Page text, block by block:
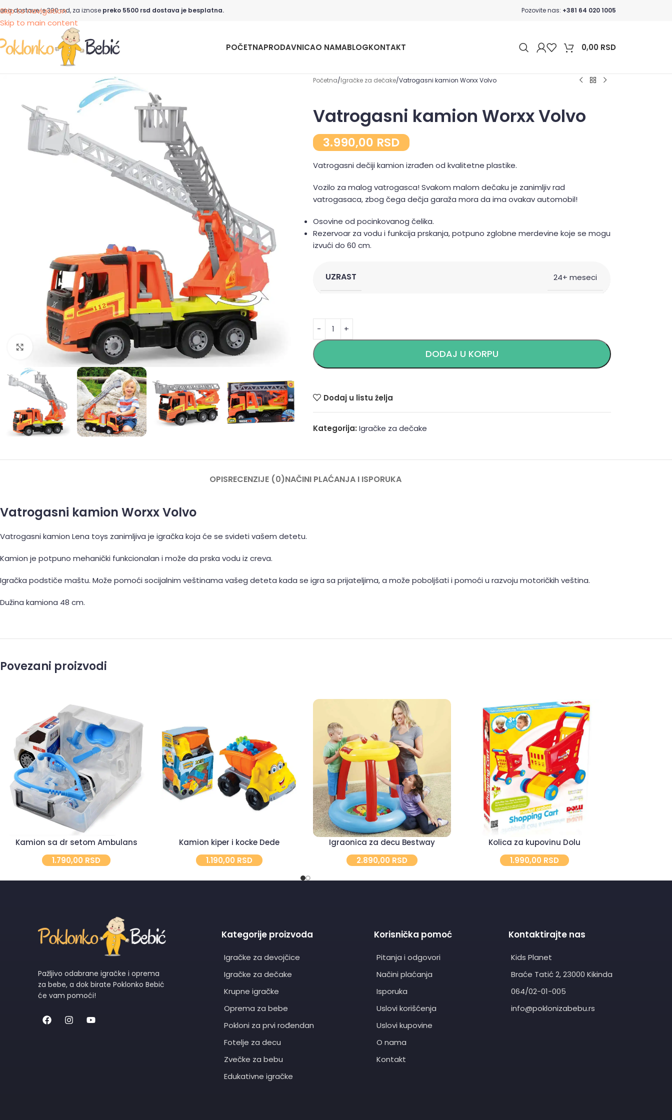
Skip to navigation
Skip to main content
dostave je 390 rsd, za iznose preko 5500 rsd dostava je besplatna. Pozovite nas: +381 64 020 1005
POČETNAPRODAVNICAO NAMABLOGKONTAKT 0,00 RSD
Click to enlarge
Početna Igračke za dečake Vatrogasni kamion Worxx Volvo
Vatrogasni kamion Worxx Volvo
3.990,00 RSD
Vatrogasni dečiji kamion izrađen od kvalitetne plastike.
Vozilo za malog vatrogasca! Svakom malom dečaku je zanimljiv rad
vatrogasaca, zbog čega dečja garaža mora da ima ovakav automobil!
Osovine od pocinkovanog čelika.
Rezervoar za vodu i funkcija prskanja, potpuno zglobne merdevine koje se mogu
izvući do 60 cm.
UZRAST 24+ meseci
DODAJ U KORPU
Alternative:
Dodaj u listu želja
Kategorija: Igračke za dečake
OPISRECENZIJE (0)NAČINI PLAĆANJA I ISPORUKA
Vatrogasni kamion Worxx Volvo
Vatrogasni kamion Lena toys zanimljiva je igračka koja će se svideti vašem detetu.
Kamion je potpuno mehanički funkcionalan i može da prska vodu iz creva.
Igračka podstiče maštu. Može pomoći socijalnim veštinama vašeg deteta kada se igra sa prijateljima, a može poboljšati i pomoći u razvoju motoričkih veština.
Dužina kamiona 48 cm.
Povezani proizvodi
Kamion sa dr setom Ambulans
1.790,00 RSD
Kamion kiper i kocke Dede
1.190,00 RSD
Igraonica za decu Bestway
2.890,00 RSD
Kolica za kupovinu Dolu
1.990,00 RSD
Pažljivo odabrane igračke i oprema
za bebe, a dok birate Poklonko Bebić
će vam pomoći!
Kategorije proizvoda
Igračke za devojčice
Igračke za dečake
Krupne igračke
Oprema za bebe
Pokloni za prvi rođendan
Fotelje za decu
Zvečke za bebu
Edukativne igračke
Korisnička pomoć
Pitanja i odgovori
Načini plaćanja
Isporuka
Uslovi korišćenja
Uslovi kupovine
O nama
Kontakt
Kontaktirajte nas
Kids Planet
Braće Tatić 2, 23000 Kikinda
064/02-01-005
info@poklonizabebu.rs